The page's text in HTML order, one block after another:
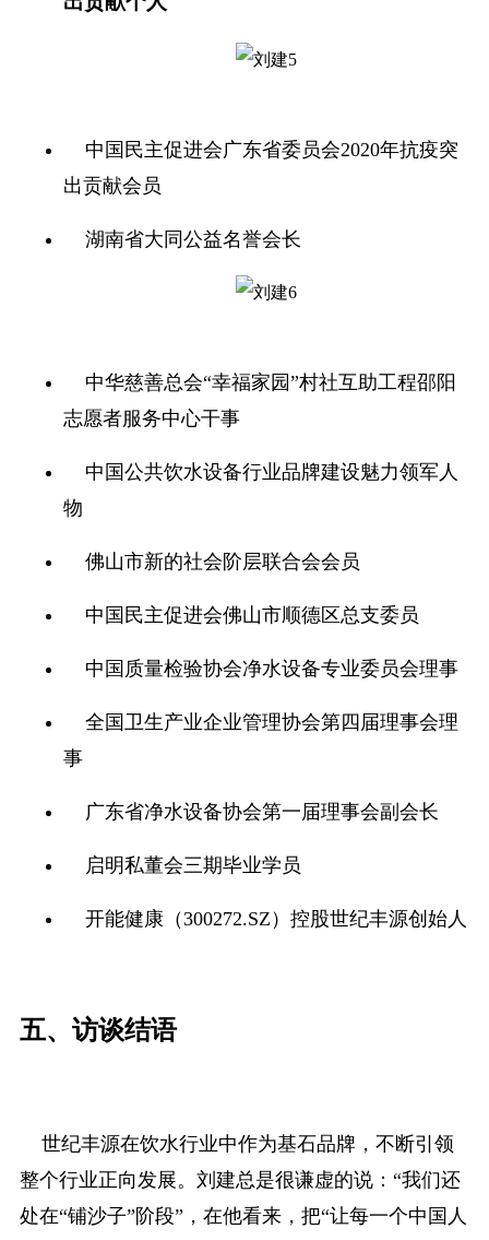
中国民主促进会广东省委员会2020年抗疫突
出贡献会员
湖南省大同公益名誉会长
中华慈善总会“幸福家园”村社互助工程邵阳
志愿者服务中心干事
中国公共饮水设备行业品牌建设魅力领军人
物
佛山市新的社会阶层联合会会员
中国民主促进会佛山市顺德区总支委员
中国质量检验协会净水设备专业委员会理事
全国卫生产业企业管理协会第四届理事会理
事
广东省净水设备协会第一届理事会副会长
启明私董会三期毕业学员
开能健康（300272.SZ）控股世纪丰源创始人
五、访谈结语
世纪丰源在饮水行业中作为基石品牌，不断引领
整个行业正向发展。刘建总是很谦虚的说：“我们还
处在“铺沙子”阶段”，在他看来，把“让每一个中国人